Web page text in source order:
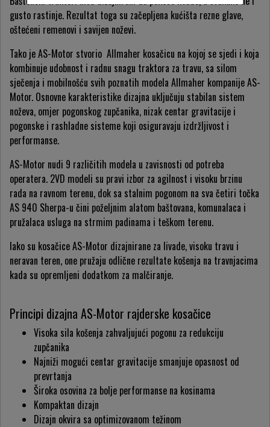
gusto rastinje. Rezultat toga su začepljena kućišta rezne glave,
oštećeni remenovi i savijen noževi.
Tako je AS-Motor stvorio Allmaher kosačicu na kojoj se sjedi i koja
kombinuje udobnost i radnu snagu traktora za travu, sa silom
sječenja i mobilnošću svih poznatih modela Allmaher kompanije AS-
Motor. Osnovne karakteristike dizajna uključuju stabilan sistem
noževa, omjer pogonskog zupčanika, nizak centar gravitacije i
pogonske i rashladne sisteme koji osiguravaju izdržljivost i
performanse.
AS-Motor nudi 9 različitih modela u zavisnosti od potreba
operatera. 2VD modeli su pravi izbor za agilnost i visoku brzinu
rada na ravnom terenu, dok sa stalnim pogonom na sva četiri točka
AS 940 Sherpa-u čini poželjnim alatom baštovana, komunalaca i
pružalaca usluga na strmim padinama i teškom terenu.
Iako su kosačice AS-Motor dizajnirane za livade, visoku travu i
neravan teren, one pružaju odlične rezultate košenja na travnjacima
kada su opremljeni dodatkom za malčiranje.
Principi dizajna AS-Motor rajderske kosačice
Visoka sila košenja zahvaljujući pogonu za redukciju
zupčanika
Najniži mogući centar gravitacije smanjuje opasnost od
prevrtanja
Široka osovina za bolje performanse na kosinama
Kompaktan dizajn
Dizajn okvira sa optimizovanom težinom